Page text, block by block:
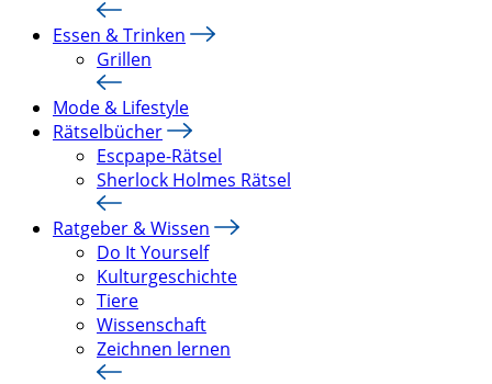
Essen & Trinken
Grillen
Mode & Lifestyle
Rätselbücher
Escpape-Rätsel
Sherlock Holmes Rätsel
Ratgeber & Wissen
Do It Yourself
Kulturgeschichte
Tiere
Wissenschaft
Zeichnen lernen